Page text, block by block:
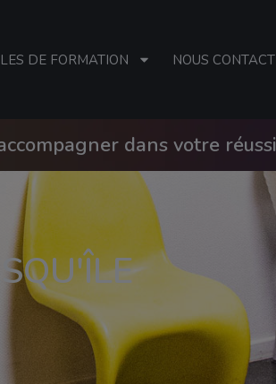
DE FORMATION NOUS
dans votre